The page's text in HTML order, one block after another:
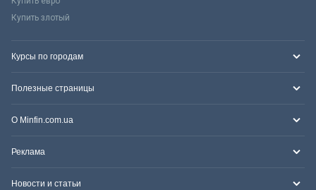
Купить злотый
Курсы по городам
Полезные страницы
О Minfin.com.ua
Реклама
Новости и статьи